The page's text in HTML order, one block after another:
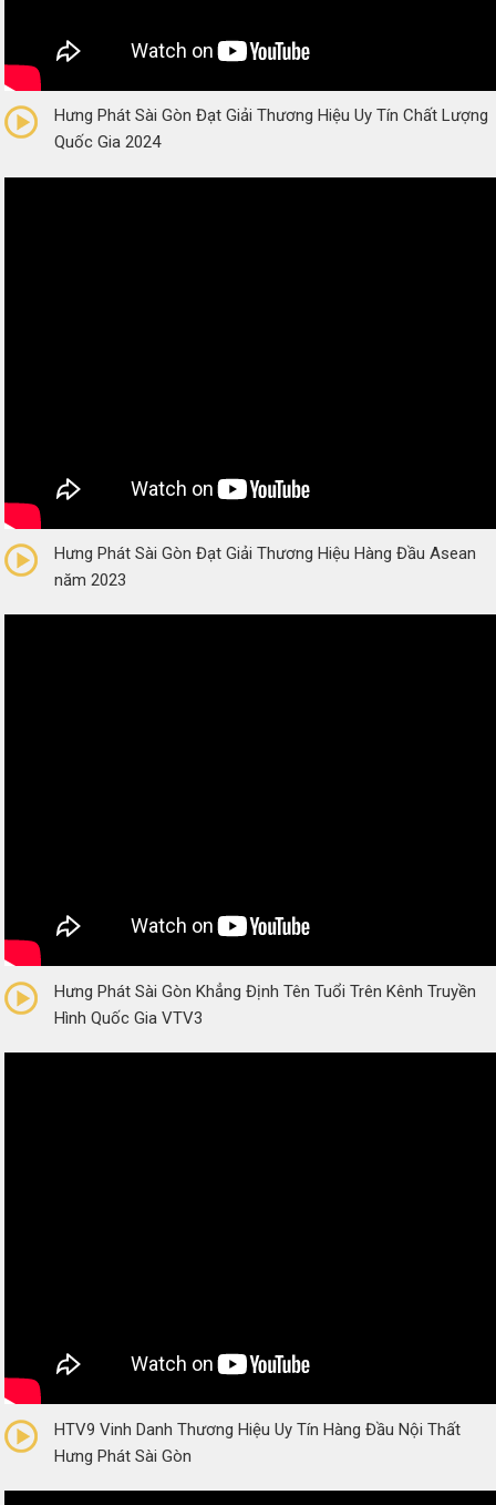
(0 Reviews)
Hưng Phát Sài Gòn Đạt Giải Thương Hiệu Uy Tín Chất Lượng
Quốc Gia 2024
(0 Reviews)
Hưng Phát Sài Gòn Đạt Giải Thương Hiệu Hàng Đầu Asean
năm 2023
(0 Reviews)
Hưng Phát Sài Gòn Khẳng Định Tên Tuổi Trên Kênh Truyền
Hình Quốc Gia VTV3
(0 Reviews)
HTV9 Vinh Danh Thương Hiệu Uy Tín Hàng Đầu Nội Thất
Hưng Phát Sài Gòn